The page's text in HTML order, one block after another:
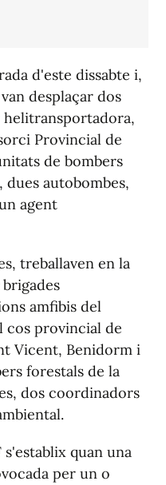
d'este dissabte i,
desplaçar dos
helitransportadora,
Provincial de
de bombers
autobombes,
agent
treballaven en la
amfibis del
cos provincial de
Vicent, Benidorm i
forestals de la
dos coordinadors
s'establix quan una
per un o